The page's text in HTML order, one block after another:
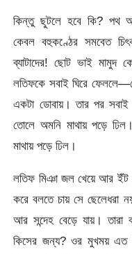
কিন্তু ছুটলে হবে কি? পথ
কেবল বহুকণ্ঠের সমবেত
ব্যাটাদের! ছোট ভাই মামুদ
লতিফকে সবাই ঘিরে
একটা ডোবায়। তার পর সবাই
তোলে অমনি মাথায় পড়ে
মাথায় পড়ে ঢিল।
লতিফ মিঞা জল খেয়ে আর
করে বলতে চায় সে
আর সন্দেহ বেড়ে যায়। তারা
কিসের জন্য? ওর মুখময় এত